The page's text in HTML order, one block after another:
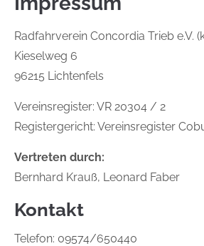
Radfahrverein Concordia Trieb e.V.
Kieselweg 6
96215 Lichtenfels
Vereinsregister: VR 20304 / 2
Registergericht: Vereinsregister
Vertreten durch:
Bernhard Krauß, Leonard Faber
Kontakt
Telefon: 09574/650440